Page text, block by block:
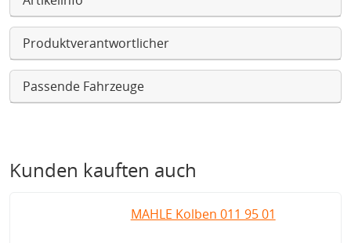
Produktverantwortlicher
Passende Fahrzeuge
Kunden kauften auch
MAHLE Kolben 011 95 01